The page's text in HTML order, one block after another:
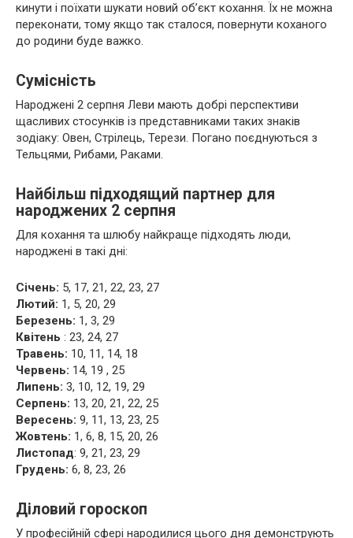
кинути і поїхати шукати новий об’єкт кохання. Їх не можна
переконати, тому якщо так сталося, повернути коханого
до родини буде важко.
Сумісність
Народжені 2 серпня Леви мають добрі перспективи
щасливих стосунків із представниками таких знаків
зодіаку: Овен, Стрілець, Терези. Погано поєднуються з
Тельцями, Рибами, Раками.
Найбільш підходящий партнер для
народжених 2 серпня
Для кохання та шлюбу найкраще підходять люди,
народжені в такі дні:
Січень: 5, 17, 21, 22, 23, 27
Лютий: 1, 5, 20, 29
Березень: 1, 3, 29
Квітень : 23, 24, 27
Травень: 10, 11, 14, 18
Червень: 14, 19 , 25
Липень: 3, 10, 12, 19, 29
Серпень: 13, 20, 21, 22, 25
Вересень: 9, 11, 13, 23, 25
Жовтень: 1, 6, 8, 15, 20, 26
Листопад: 9, 21, 23, 29
Грудень: 6, 8, 23, 26
Діловий гороскоп
У професійній сфері народилися цього дня демонструють